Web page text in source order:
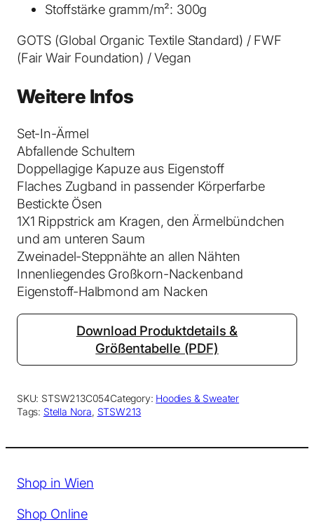
r
N
t
r
a
l
R
a
w
M
e
n
g
Stoffstärke gramm/m²: 300g
GOTS (Global Organic Textile Standard) / FWF
(Fair Wair Foundation) / Vegan
Weitere Infos
Set-In-Ärmel
Abfallende Schultern
Doppellagige Kapuze aus Eigenstoff
Flaches Zugband in passender Körperfarbe
Bestickte Ösen
1X1 Rippstrick am Kragen, den Ärmelbündchen
und am unteren Saum
Zweinadel-Steppnähte an allen Nähten
Innenliegendes Großkorn-Nackenband
Eigenstoff-Halbmond am Nacken
Download Produktdetails &
Größentabelle (PDF)
SKU: STSW213C054Category: Hoodies & Sweater
Tags: Stella Nora, STSW213
Shop in Wien
Shop Online